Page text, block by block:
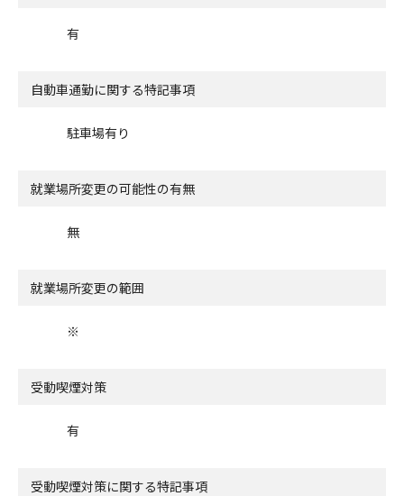
有
自動車通勤に関する特記事項
駐車場有り
就業場所変更の可能性の有無
無
就業場所変更の範囲
※
受動喫煙対策
有
受動喫煙対策に関する特記事項